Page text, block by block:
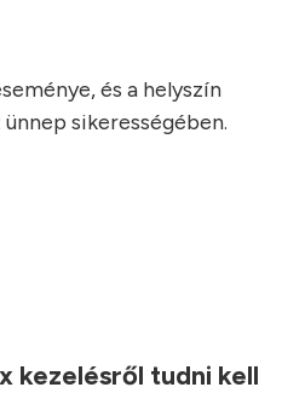
és a helyszín
sikerességében.
kezelésről tudni kell